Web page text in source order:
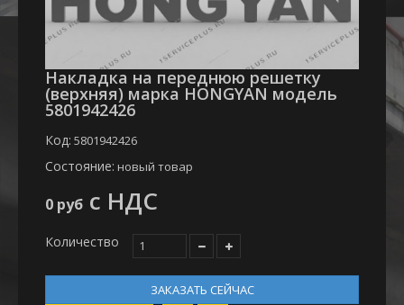
Накладка на переднюю решетку
(верхняя) марка HONGYAN модель
5801942426
Код: 5801942426
Состояние: новый товар
0 руб с НДС
Количество
ЗАКАЗАТЬ СЕЙЧАС